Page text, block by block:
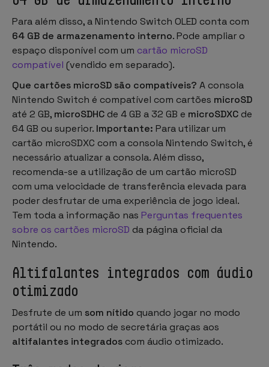
Para além disso, a Nintendo Switch OLED conta com
64 GB de armazenamento interno. Pode ampliar o
espaço disponível com um cartão microSD
compatível (vendido em separado).
Que cartões microSD são compatíveis? A consola
Nintendo Switch é compatível com cartões microSD
até 2 GB, microSDHC de 4 GB a 32 GB e microSDXC de
64 GB ou superior. Importante: Para utilizar um
cartão microSDXC com a consola Nintendo Switch, é
necessário atualizar a consola. Além disso,
recomenda-se a utilização de um cartão microSD
com uma velocidade de transferência elevada para
poder desfrutar de uma experiência de jogo ideal.
Tem toda a informação nas Perguntas frequentes
sobre os cartões microSD da página oficial da
Nintendo.
Altifalantes integrados com áudio
otimizado
Desfrute de um som nítido quando jogar no modo
portátil ou no modo de secretária graças aos
altifalantes integrados com áudio otimizado.